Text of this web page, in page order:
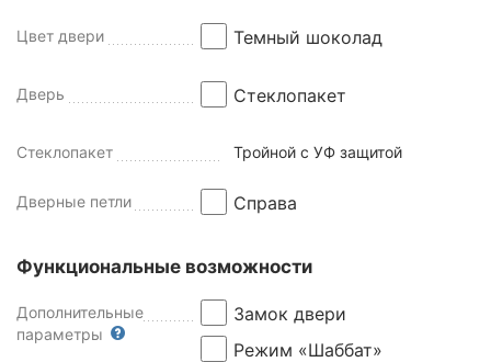
Цвет двери Темный шоколад
Дверь Стеклопакет
Стеклопакет Тройной с УФ защитой
Дверные петли Справа
Функциональные возможности
Дополнительные
параметры
Замок двери
Режим «Шаббат»